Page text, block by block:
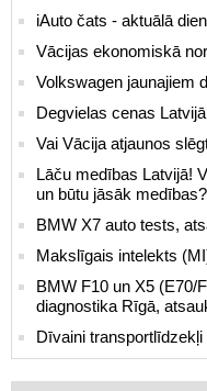
iAuto čats - aktuālā
Vācijas ekonomiskā
Volkswagen jaunajiem
Degvielas cenas
Vai Vācija atjaunos
Lāču medības Latvijā!
un būtu jāsāk medības?
BMW X7 auto tests,
Makslīgais intelekts
BMW F10 un X5 (E70/
diagnostika Rīgā,
Dīvaini transportlīdzekļi